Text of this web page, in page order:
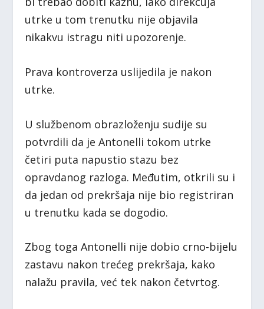
utrke u tom trenutku nije objavila
nikakvu istragu niti upozorenje.
Prava kontroverza uslijedila je nakon
utrke.
U službenom obrazloženju sudije su
potvrdili da je Antonelli tokom utrke
četiri puta napustio stazu bez
opravdanog razloga. Međutim, otkrili su i
da jedan od prekršaja nije bio registriran
u trenutku kada se dogodio.
Zbog toga Antonelli nije dobio crno-bijelu
zastavu nakon trećeg prekršaja, kako
nalažu pravila, već tek nakon četvrtog.